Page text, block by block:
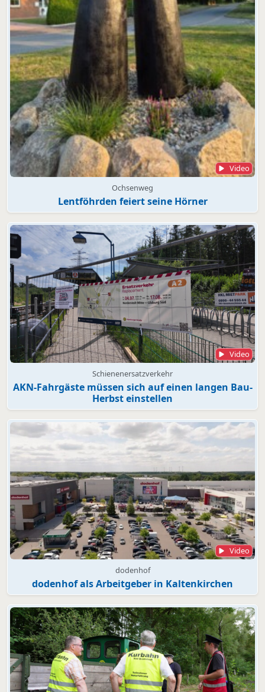
Video
Ochsenweg
Lentföhrden feiert seine Hörner
Video
Schienenersatzverkehr
AKN-Fahrgäste müssen sich auf einen langen Bau-
Herbst einstellen
Video
dodenhof
dodenhof als Arbeitgeber in Kaltenkirchen